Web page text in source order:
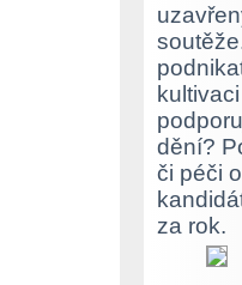
dění?
či péči
za rok.